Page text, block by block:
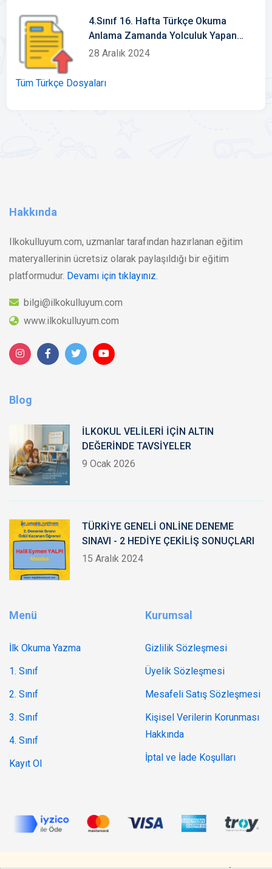
4.Sınıf 16. Hafta Türkçe Okuma
Anlama Zamanda Yolculuk Yapan
Akrep ve Yelkovan
28 Aralık 2024
Tüm Türkçe Dosyaları
Hakkında
Ilkokulluyum.com, uzmanlar tarafından hazırlanan eğitim
materyallerinin ücretsiz olarak paylaşıldığı bir eğitim
platformudur. Devamı için tıklayınız.
bilgi@ilkokulluyum.com
www.ilkokulluyum.com
Blog
İLKOKUL VELİLERİ İÇİN ALTIN
DEĞERİNDE TAVSİYELER
9 Ocak 2026
TÜRKİYE GENELİ ONLİNE DENEME
SINAVI - 2 HEDİYE ÇEKİLİŞ SONUÇLARI
15 Aralık 2024
Menü
İlk Okuma Yazma
1. Sınıf
2. Sınıf
3. Sınıf
4. Sınıf
Kayıt Ol
Kurumsal
Gizlilik Sözleşmesi
Üyelik Sözleşmesi
Mesafeli Satış Sözleşmesi
Kişisel Verilerin Korunması
Hakkında
İptal ve İade Koşulları